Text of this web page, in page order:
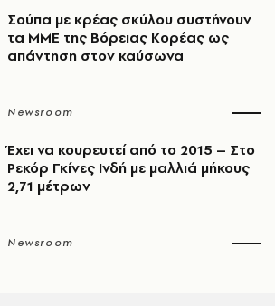
Σούπα με κρέας σκύλου συστήνουν
τα ΜΜΕ της Βόρειας Κορέας ως
απάντηση στον καύσωνα
Newsroom
Έχει να κουρευτεί από το 2015 – Στο
Ρεκόρ Γκίνες Ινδή με μαλλιά μήκους
2,71 μέτρων
Newsroom